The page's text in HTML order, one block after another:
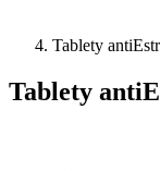
Tablety
Tablety